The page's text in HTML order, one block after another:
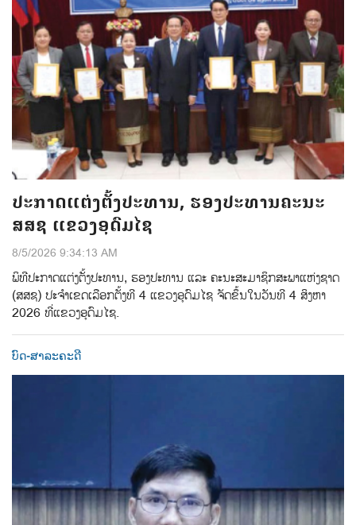
ປະກາດແຕ່ງຕັ້ງປະທານ, ຮອງປະທານຄະນະ
ສສຊ ແຂວງອຸດົມໄຊ
8/5/2026 9:34:13 AM
ພິທີປະກາດແຕ່ງຕ້ັງປະທານ, ຮອງປະທານ ແລະ ຄະນະສະມາຊິກສະພາແຫ່ງຊາດ
(ສສຊ) ປະຈຳເຂດເລືອກຕັ້ງທີ 4 ແຂວງອຸດົມໄຊ ຈັດຂຶ້ນໃນວັນທີ 4 ສິງຫາ
2026 ທີ່ແຂວງອຸດົມໄຊ.
ບົດ-ສາລະຄະດີ